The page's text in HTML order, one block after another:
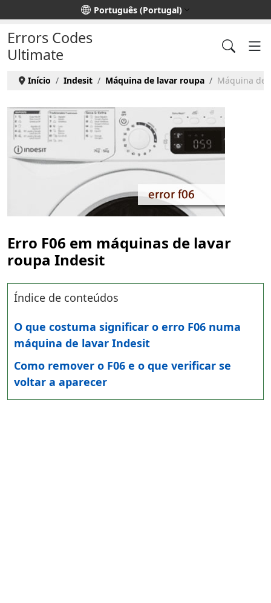
Escolha o seu idioma Português (Portugal)
Errors Codes
Ultimate
Início Indesit Máquina de lavar roupa Máquina de
Erro F06 em máquinas de lavar
roupa Indesit
Índice de conteúdos
O que costuma significar o erro F06 numa
máquina de lavar Indesit
Como remover o F06 e o que verificar se
voltar a aparecer